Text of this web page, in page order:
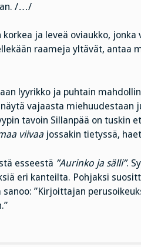
/…/
ja leveä oviaukko,
raameja yltävät, antaa
lyyrikko ja puhtain
vajaasta miehuudestaan
tavoin Sillanpää on tuskin
viivaajossakin tietyssä,
esseestä ”Aurinko ja sälli”.
eri kanteilta. Pohjaksi
sanoo: ”Kirjoittajan